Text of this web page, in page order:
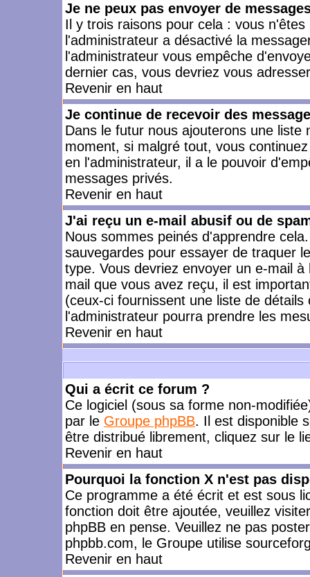
Je ne peux pas envoyer de
Il y trois raisons pour cela : vous
l'administrateur a désactivé la
l'administrateur vous empêche
dernier cas, vous devriez vous
Revenir en haut
Je continue de recevoir des
Dans le futur nous ajouterons une
moment, si malgré tout, vous
en l'administrateur, il a le pouvoir
messages privés.
Revenir en haut
J'ai reçu un e-mail abusif ou de
Nous sommes peinés d'apprendre
sauvegardes pour essayer de traquer
type. Vous devriez envoyer un e-mail
mail que vous avez reçu, il est
(ceux-ci fournissent une liste de
l'administrateur pourra prendre les
Revenir en haut
Qui a écrit ce forum ?
Ce logiciel (sous sa forme non-
par le Groupe phpBB. Il est disponible
être distribué librement, cliquez sur le
Revenir en haut
Pourquoi la fonction X n'est pas
Ce programme a été écrit et est sous
fonction doit être ajoutée, veuillez
phpBB en pense. Veuillez ne pas
phpbb.com, le Groupe utilise
Revenir en haut